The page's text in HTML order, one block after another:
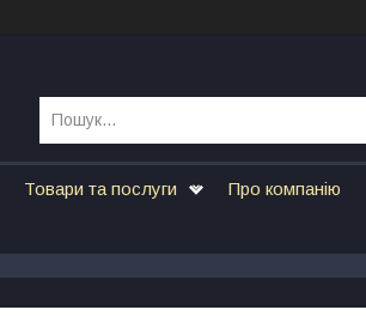
Товари та послуги Про компанію